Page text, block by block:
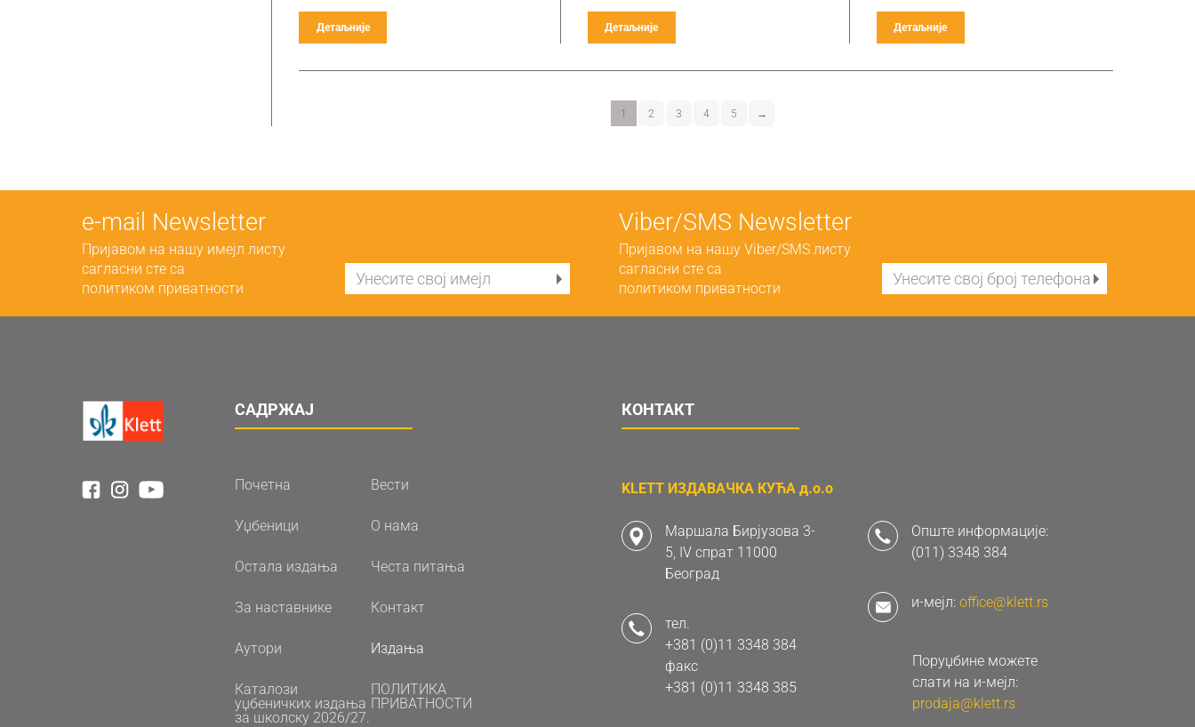
Детаљније Детаљније Детаљније
1 2 3 4 5 →
е-mail Newsletter
Пријавом на нашу имејл листу
сагласни сте са
политиком приватности
Viber/SMS Newsletter
Пријавом на нашу Viber/SMS листу
сагласни сте са
политиком приватности
САДРЖАЈ
Почетна Вести
Уџбеници О нама
Остала издања Честа питања
За наставнике Контакт
Аутори Издања
Каталози
уџбеничких издања
за школску 2026/27.
ПОЛИТИКА
ПРИВАТНОСТИ
КОНТАКТ
KLETT ИЗДАВАЧКА КУЋА д.о.о
Маршала Бирјузова 3-
5, IV спрат 11000
Београд
тел.
+381 (0)11 3348 384
факс
+381 (0)11 3348 385
Опште информације:
(011) 3348 384
и-мејл: office@klett.rs
Поруџбине можете
слати на и-мејл:
prodaja@klett.rs